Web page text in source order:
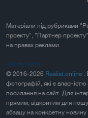
Матеріали під рубриками
проекту", "Партнер
на правах реклами
Карта сайта
© 2016-2026 Realist.online .
фотографій, які є
посилання на сайт. Для
прямим, відкритим для
абзацу на конкретну